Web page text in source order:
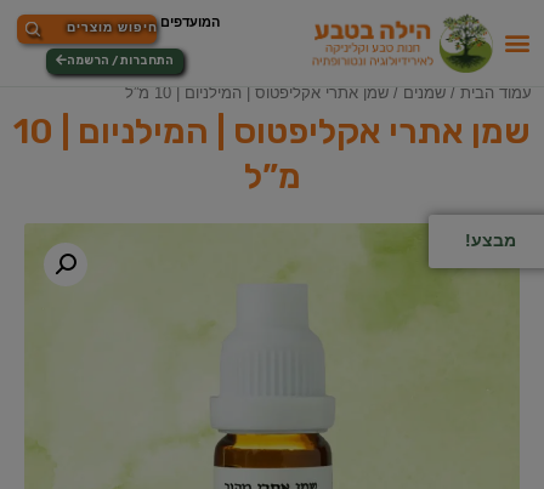
התחברות / הרשמה
עמוד הבית / שמנים / שמן אתרי אקליפטוס | המילניום | 10 מ”ל
שמן אתרי אקליפטוס | המילניום | 10
מ”ל
מבצע!